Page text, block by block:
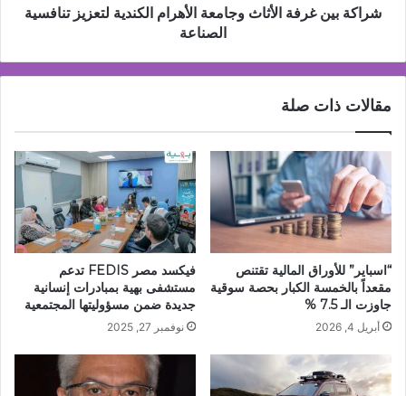
الصناعة
شراكة بين غرفة الأثاث وجامعة الأهرام الكندية لتعزيز تنافسية
الصناعة
مقالات ذات صلة
“اسباير” للأوراق المالية تقتنص
مقعداً بالخمسة الكبار بحصة سوقية
جاوزت الـ 7.5 %
أبريل 4, 2026
فيكسد مصر FEDIS تدعم
مستشفى بهية بمبادرات إنسانية
جديدة ضمن مسؤوليتها المجتمعية
نوفمبر 27, 2025